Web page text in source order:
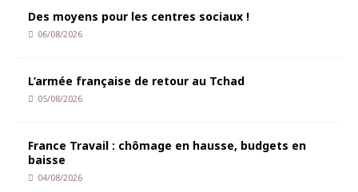
Des moyens pour les centres sociaux !
06/08/2026
L’armée française de retour au Tchad
05/08/2026
France Travail : chômage en hausse, budgets en
baisse
04/08/2026